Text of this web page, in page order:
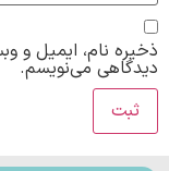
ذخیره نام، ایمیل و
دیدگاهی می‌نویسم.